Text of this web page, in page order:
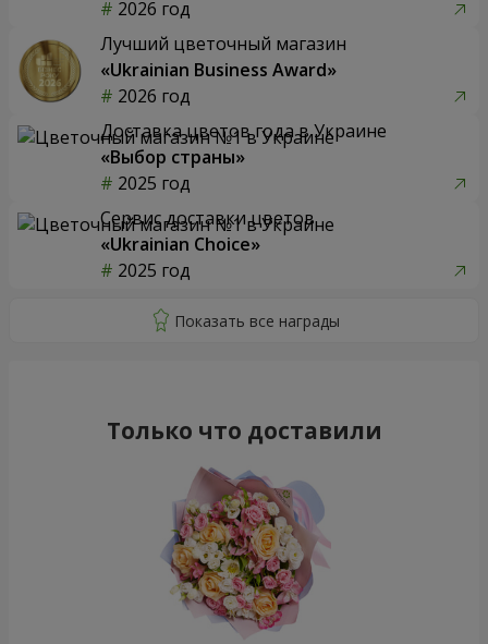
2026 год
Лучший цветочный магазин
«Ukrainian Business Award»
2026 год
Доставка цветов года в Украине
«Выбор страны»
2025 год
Сервис доставки цветов
«Ukrainian Choice»
2025 год
Только что доставили